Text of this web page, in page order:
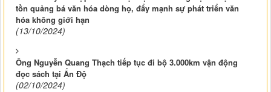
tồn quảng bá văn hóa dòng họ, đẩy mạnh sự phát triển văn
hóa không giới hạn
(13/10/2024)
Ông Nguyễn Quang Thạch tiếp tục đi bộ 3.000km vận động
đọc sách tại Ấn Độ
(02/10/2024)